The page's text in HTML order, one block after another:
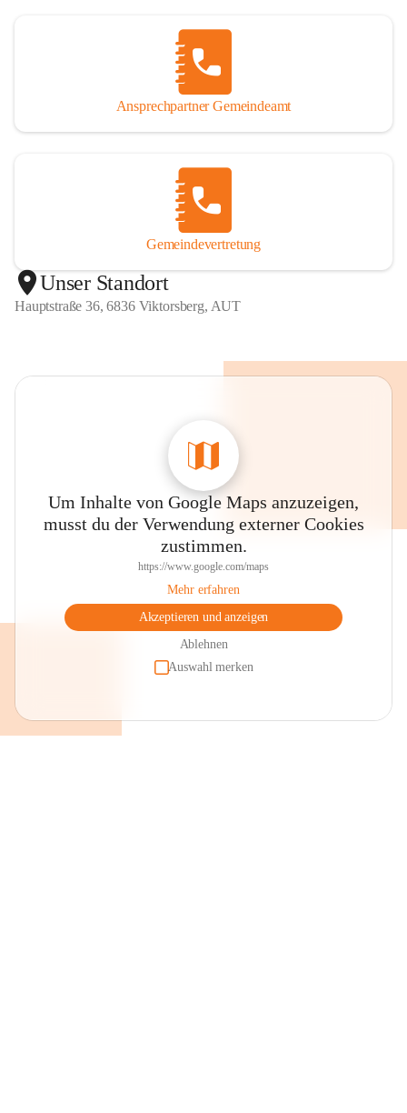
Ansprechpartner Gemeindeamt
Gemeindevertretung
Unser Standort
Hauptstraße 36, 6836 Viktorsberg, AUT
Um Inhalte von Google Maps anzuzeigen,
musst du der Verwendung externer Cookies
zustimmen.
https://www.google.com/maps
Mehr erfahren
Akzeptieren und anzeigen
Ablehnen
Auswahl merken